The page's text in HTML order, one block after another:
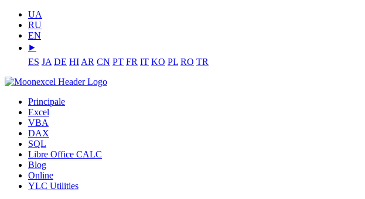
UA
RU
EN
⯈
ES JA DE HI AR CN PT FR IT KO PL RO TR
Principale
Excel
VBA
DAX
SQL
Libre Office CALC
Blog
Online
YLC Utilities